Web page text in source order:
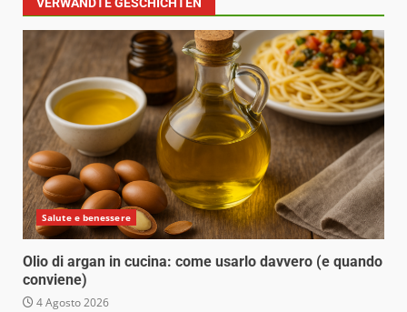
Salute e benessere
Olio di argan in cucina: come usarlo davvero (e quando
conviene)
4 Agosto 2026